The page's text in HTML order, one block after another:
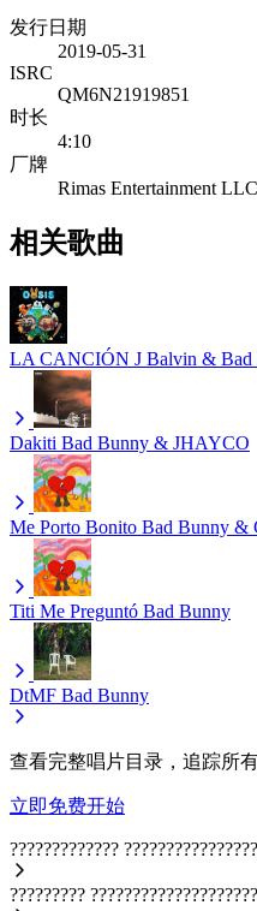
发行日期
2019-05-31
ISRC
QM6N21919851
时长
4:10
厂牌
Rimas Entertainment LLC
相关歌曲
LA CANCIÓN J Balvin & Bad
Dakiti Bad Bunny & JHAYCO
Me Porto Bonito Bad Bunny &
Titi Me Preguntó Bad Bunny
DtMF Bad Bunny
查看完整唱片目录，追踪所
立即免费开始
?????????????
?????????